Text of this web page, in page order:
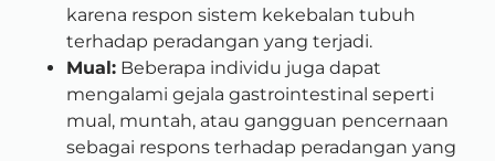
karena respon sistem kekebalan tubuh
terhadap peradangan yang terjadi.
Mual: Beberapa individu juga dapat
mengalami gejala gastrointestinal seperti
mual, muntah, atau gangguan pencernaan
sebagai respons terhadap peradangan yang